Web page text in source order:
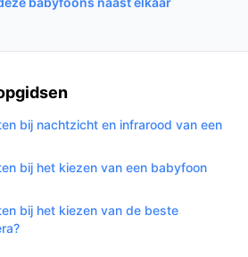
bij nachtzicht en infrarood van een
bij het kiezen van een babyfoon
bij het kiezen van de beste